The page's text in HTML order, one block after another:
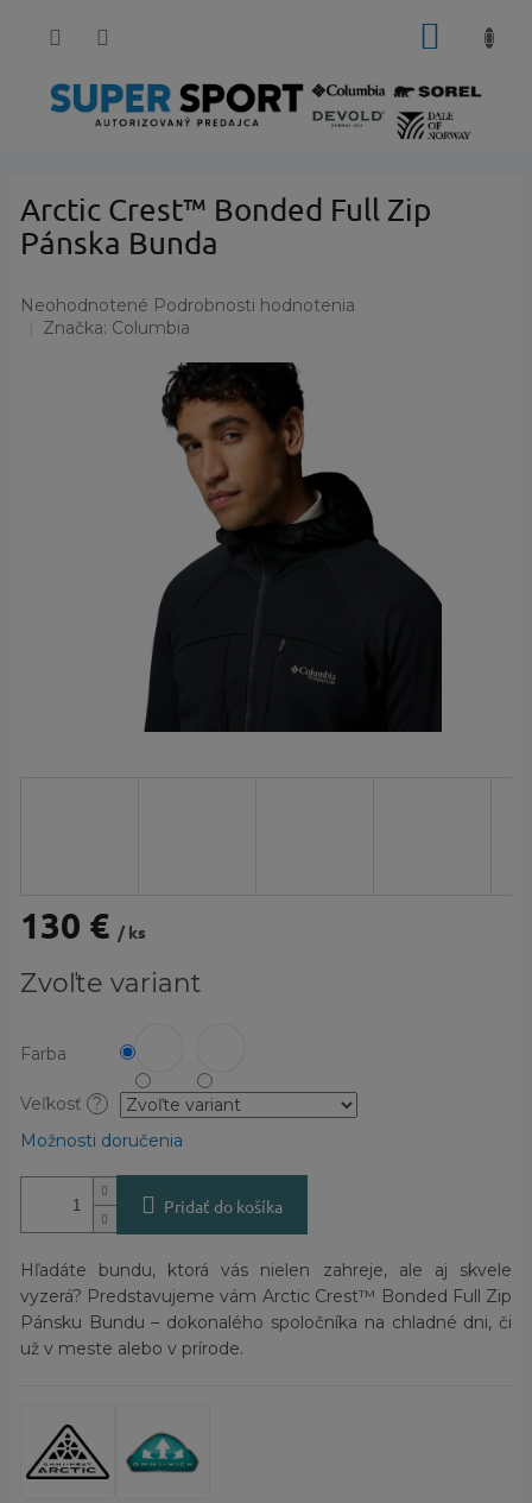
Arctic Crest™ Bonded Full Zip
Pánska Bunda
Priemerné
hodnotenie
Neohodnotené Podrobnosti hodnotenia
Značka: Columbia
130 € / ks
cena:
Zvoľte variant
Farba
Veľkosť ?
Možnosti doručenia
Pridať do košíka
Hľadáte bundu, ktorá vás nielen zahreje, ale aj skvele
vyzerá? Predstavujeme vám Arctic Crest™ Bonded Full Zip
Pánsku Bundu – dokonalého spoločníka na chladné dni, či
už v meste alebo v prírode.